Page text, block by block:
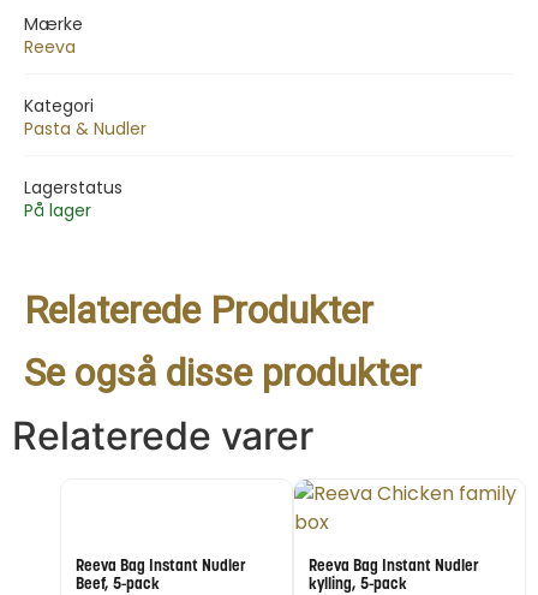
Mærke
Reeva
Kategori
Pasta & Nudler
Lagerstatus
På lager
Relaterede Produkter
Se også disse produkter
Relaterede varer
Reeva Bag Instant Nudler
Beef, 5-pack
Reeva Bag Instant Nudler
kylling, 5-pack